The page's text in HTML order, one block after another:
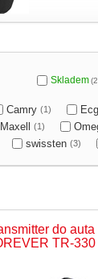
Skladem
Camry (1) Ecg
Maxell (1)
swissten (3)
do auta
TR-330